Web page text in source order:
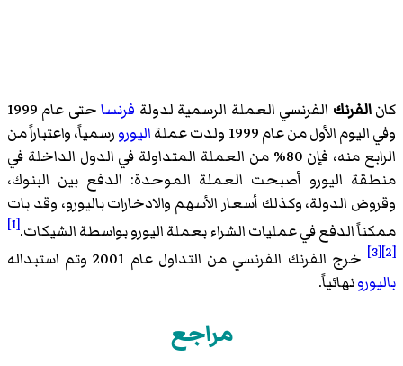
كانالفرنك الفرنسي العملة الرسمية لدولة فرنسا
حتى عام 1999
وفي اليوم الأول من عام 1999 ولدت عملة
اليورورسمياً، واعتباراً من
الرابع منه، فإن 80% من العملة المتداولة في الدول الداخلة في
منطقة اليورو أصبحت العملة الموحدة: الدفع بين البنوك،
وقروض الدولة، وكذلك أسعار الأسهم والادخارات باليورو، وقد بات
ممكناً الدفع في عمليات الشراء بعملة اليورو بواسطة الشيكات.[1]
[2]
[3]
خرج الفرنك الفرنسي من التداول عام 2001 وتم استبداله
باليورونهائياً.
مراجع